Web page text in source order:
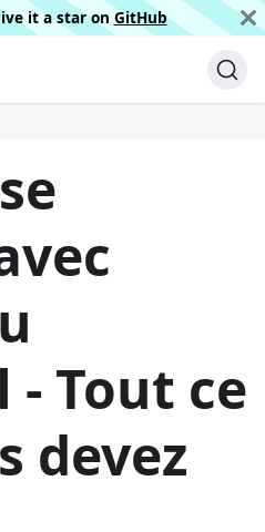
it a star on GitHub
Tout ce
devez